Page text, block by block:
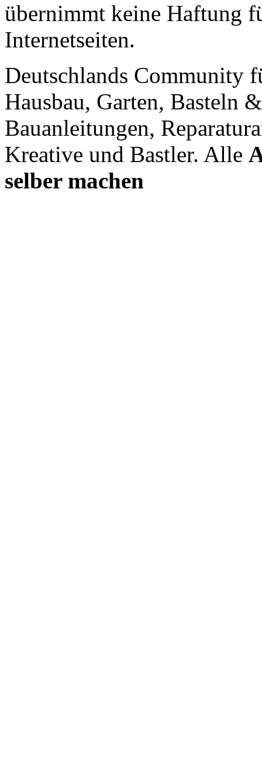
übernimmt keine Haftung
Internetseiten.
Deutschlands Community
Hausbau, Garten, Basteln
Bauanleitungen,
Kreative und Bastler. Alle
selber machen